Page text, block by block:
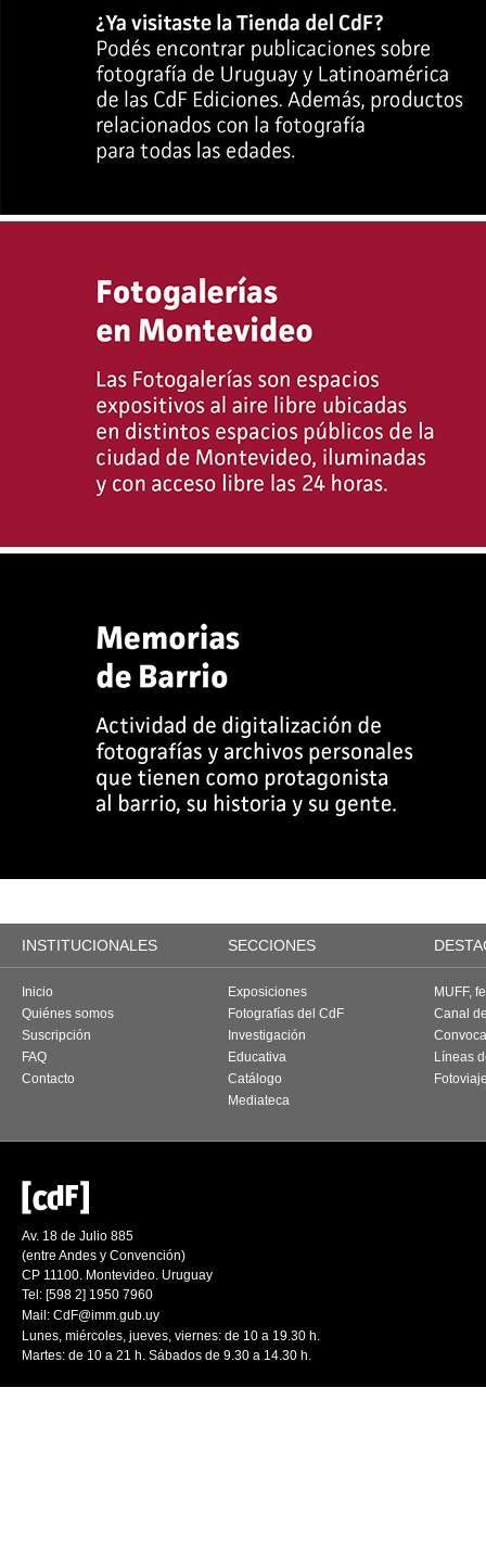
INSTITUCIONALES SECCIONES
Inicio
Quiénes somos
Suscripción
FAQ
Contacto
Exposiciones
Fotografías del CdF
Investigación
Educativa
Catálogo
Mediateca
MUFF,
Canal
Líneas
Av. 18 de Julio 885
(entre Andes y Convención)
CP 11100. Montevideo. Uruguay
Tel: [598 2] 1950 7960
Mail: CdF@imm.gub.uy
Lunes, miércoles, jueves, viernes: de 10 a 19.30 h.
Martes: de 10 a 21 h. Sábados de 9.30 a 14.30 h.